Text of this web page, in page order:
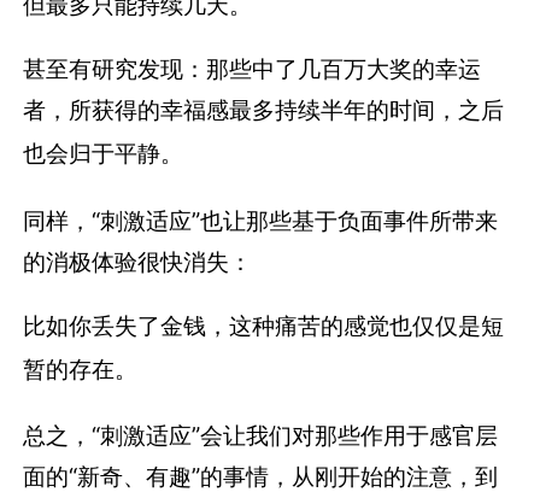
甚至有研究发现：那些中了几百万大奖的幸运
者，所获得的幸福感最多持续半年的时间，之后
也会归于平静。
同样，“刺激适应”也让那些基于负面事件所带来
的消极体验很快消失：
比如你丢失了金钱，这种痛苦的感觉也仅仅是短
暂的存在。
总之，“刺激适应”会让我们对那些作用于感官层
面的“新奇、有趣”的事情，从刚开始的注意，到